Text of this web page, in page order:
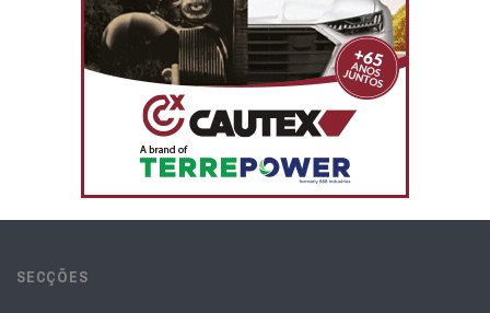
SECÇÕES